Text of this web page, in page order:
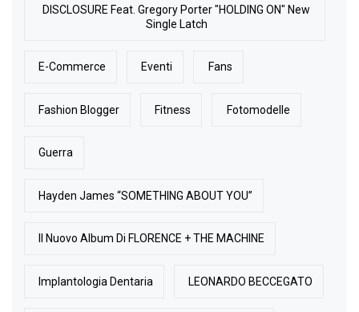
DISCLOSURE Feat. Gregory Porter "HOLDING ON" New
Single Latch
E-Commerce Eventi Fans
Fashion Blogger Fitness Fotomodelle
Guerra
Hayden James “SOMETHING ABOUT YOU”
Il Nuovo Album Di FLORENCE + THE MACHINE
Implantologia Dentaria LEONARDO BECCEGATO